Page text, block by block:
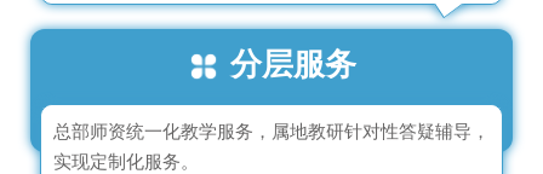
分层服务
总部师资统一化教学服务，属地教研针对性答疑辅导，
实现定制化服务。